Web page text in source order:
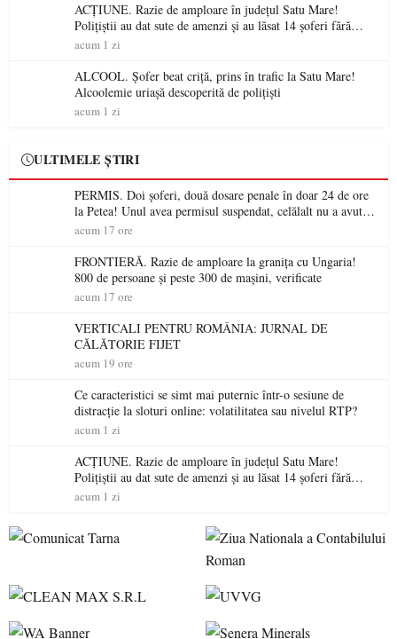
ACȚIUNE. Razie de amploare în județul Satu Mare!
Polițiștii au dat sute de amenzi și au lăsat 14 șoferi fără
permis într-o singură zi
acum 1 zi
ALCOOL. Șofer beat criță, prins în trafic la Satu Mare!
Alcoolemie uriașă descoperită de polițiști
acum 1 zi
ULTIMELE ȘTIRI
PERMIS. Doi șoferi, două dosare penale în doar 24 de ore
la Petea! Unul avea permisul suspendat, celălalt nu a avut
niciodată permis
acum 17 ore
FRONTIERĂ. Razie de amploare la granița cu Ungaria!
800 de persoane și peste 300 de mașini, verificate
acum 17 ore
VERTICALI PENTRU ROMÂNIA: JURNAL DE
CĂLĂTORIE FIJET
acum 19 ore
Ce caracteristici se simt mai puternic într-o sesiune de
distracție la sloturi online: volatilitatea sau nivelul RTP?
acum 1 zi
ACȚIUNE. Razie de amploare în județul Satu Mare!
Polițiștii au dat sute de amenzi și au lăsat 14 șoferi fără
permis într-o singură zi
acum 1 zi